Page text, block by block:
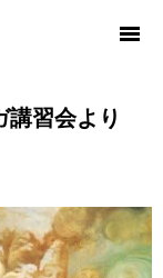
習会より